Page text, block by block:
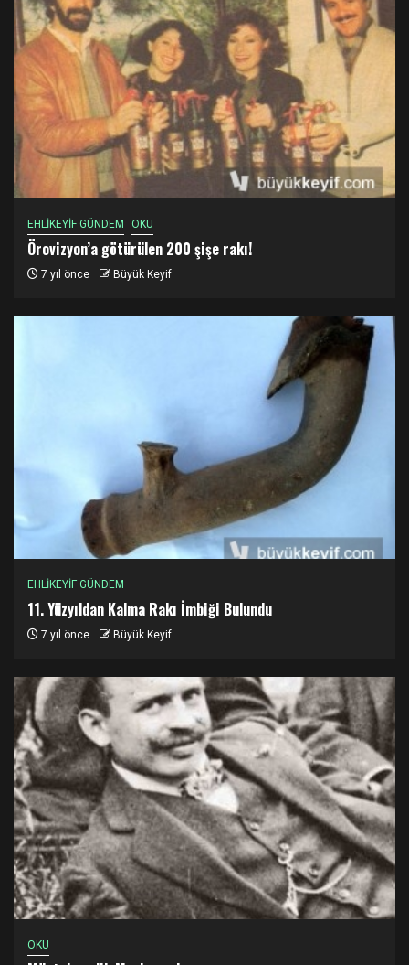
EHLİKEYİF GÜNDEM OKU
Örovizyon’a götürülen 200 şişe rakı!
7 yıl önce Büyük Keyif
EHLİKEYİF GÜNDEM
11. Yüzyıldan Kalma Rakı İmbiği Bulundu
7 yıl önce Büyük Keyif
OKU